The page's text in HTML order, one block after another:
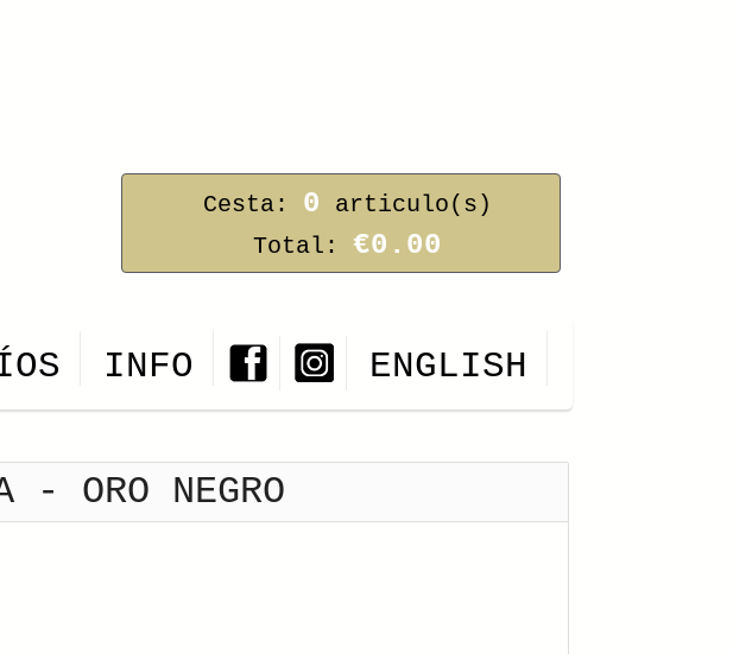
Cesta: 0 articulo(s)
Total: €0.00
INFO ENGLISH
- ORO NEGRO